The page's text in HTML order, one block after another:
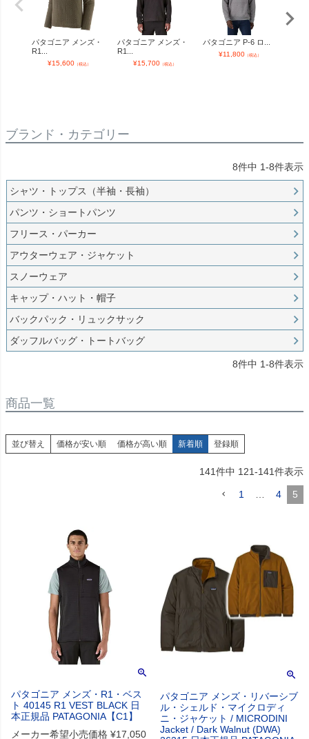
パタゴニア メンズ・
R1...
¥15,600（税込）
パタゴニア メンズ・
R1...
¥15,700（税込）
パタゴニア P-6 ロ...
¥11,800 （税込）
ブランド・カテゴリー
8件中 1-8件表示
シャツ・トップス（半袖・長袖）
パンツ・ショートパンツ
フリース・パーカー
アウターウェア・ジャケット
スノーウェア
キャップ・ハット・帽子
バックパック・リュックサック
ダッフルバッグ・トートバッグ
8件中 1-8件表示
商品一覧
並び替え 価格が安い順 価格が高い順 新着順 登録順
141件中 121-141件表示
1 4 5
パタゴニア メンズ・R1・ベス
ト 40145 R1 VEST BLACK 日
本正規品 PATAGONIA【C1】
メーカー希望小売価格 ¥17,050
パタゴニア メンズ・リバーシブ
ル・シェルド・マイクロディ
ニ・ジャケット / MICRODINI
Jacket / Dark Walnut (DWA)